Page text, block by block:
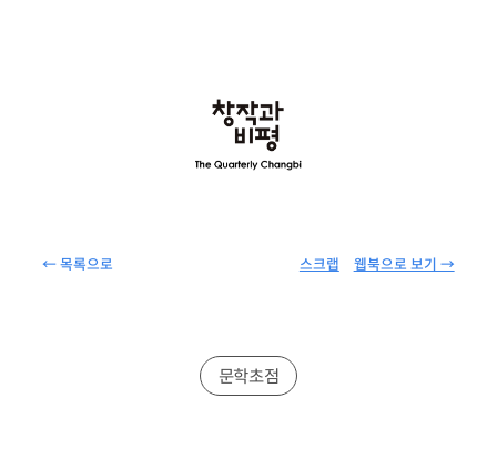
← 목록으로 웹북으로 보기 →
스크랩
문학초점